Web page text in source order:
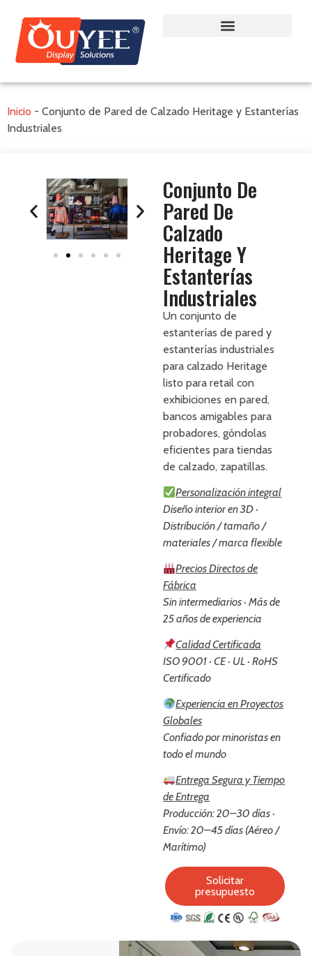
Inicio - Conjunto de Pared de Calzado Heritage y Estanterías
Industriales
Conjunto De
Pared De
Calzado
Heritage Y
Estanterías
Industriales
Un conjunto de
estanterías de pared y
estanterías industriales
para calzado Heritage
listo para retail con
exhibiciones en pared,
bancos amigables para
probadores, góndolas
eficientes para tiendas
de calzado, zapatillas.
Personalización integral
Diseño interior en 3D ·
Distribución / tamaño /
materiales / marca flexible
Precios Directos de
Fábrica
Sin intermediarios · Más de
25 años de experiencia
Calidad Certificada
ISO 9001 · CE · UL · RoHS
Certificado
Experiencia en Proyectos
Globales
Confiado por minoristas en
todo el mundo
Entrega Segura y Tiempo
de Entrega
Producción: 20–30 días ·
Envío: 20–45 días (Aéreo /
Marítimo)
Solicitar
presupuesto